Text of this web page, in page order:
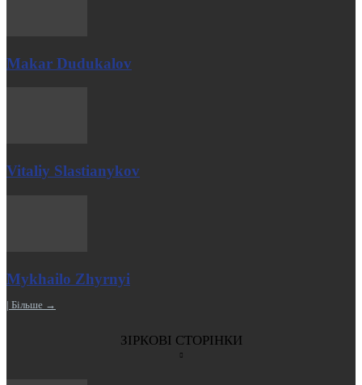
Makar Dudukalov
Vitaliy Slastianykov
Mykhailo Zhyrnyi
| Більше →
ЗІРКОВІ СТОРІНКИ